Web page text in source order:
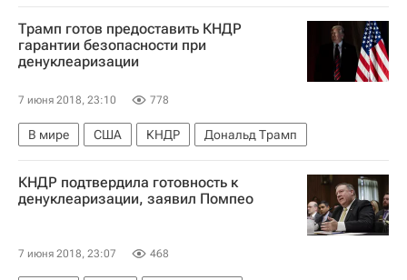
Трамп готов предоставить КНДР
гарантии безопасности при
денуклеаризации
7 июня 2018, 23:10 778
В мире США КНДР Дональд Трамп
КНДР подтвердила готовность к
денуклеаризации, заявил Помпео
7 июня 2018, 23:07 468